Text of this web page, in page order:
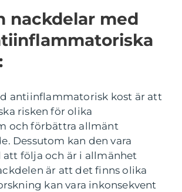
nackdelar med
antiinflammatorisk kost är att
risken för olika
och förbättra allmänt
Dessutom kan den vara
att följa och är i allmänhet
är att det finns olika
kan vara inkonsekvent